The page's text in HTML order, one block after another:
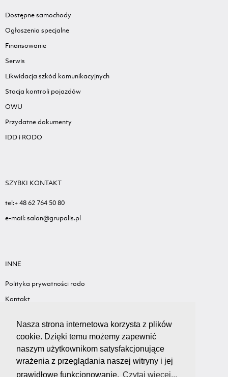
Nasza strona internetowa korzysta z plików
cookie. Dzięki temu możemy zapewnić
naszym użytkownikom satysfakcjonujące
wrażenia z przeglądania naszej witryny i jej
prawidłowe funkcjonowanie. Czytaj więcej...
Dostępne samochody
Ogłoszenia specjalne
Finansowanie
Serwis
Likwidacja szkód komunikacyjnych
Stacja kontroli pojazdów
OWU
Przydatne dokumenty
IDD i RODO
SZYBKI KONTAKT
tel:+ 48 62 764 50 80
e-mail: salon@grupalis.pl
INNE
Polityka prywatności rodo
Kontakt
Standardy ochrony małoletnich
Wyceń swój samochód